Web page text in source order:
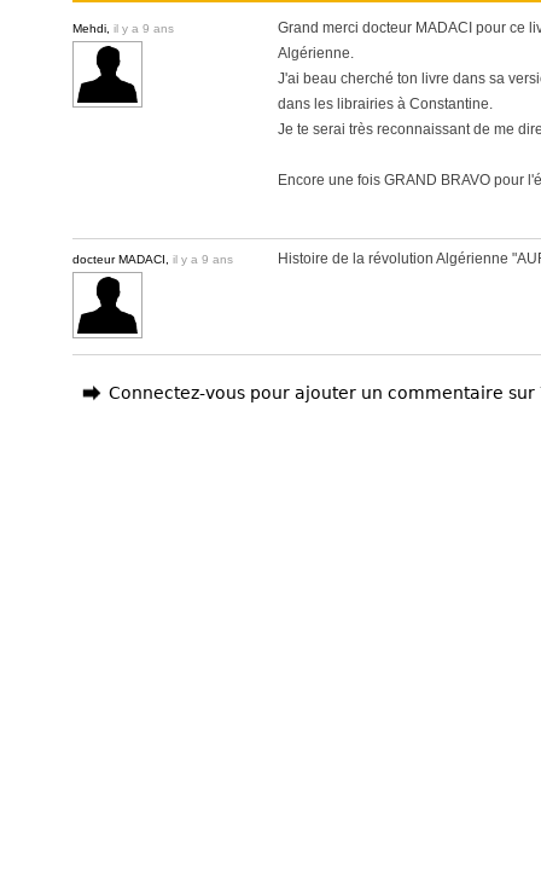
Mehdi, il y a 9 ans
Grand merci docteur MADACI pour ce
Algérienne.
J'ai beau cherché ton livre dans sa
dans les librairies à Constantine.
Je te serai très reconnaissant de me
Encore une fois GRAND BRAVO pour
docteur MADACI, il y a 9 ans Histoire de la révolution Algérienne
Connectez-vous pour ajouter un commentaire sur